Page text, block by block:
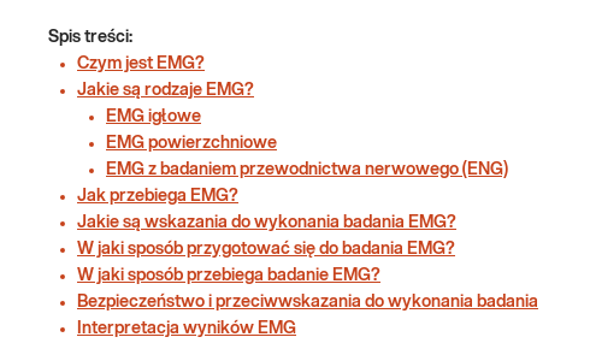
Spis treści:
Czym jest EMG?
Jakie są rodzaje EMG?
EMG igłowe
EMG powierzchniowe
EMG z badaniem przewodnictwa nerwowego (ENG)
Jak przebiega EMG?
Jakie są wskazania do wykonania badania EMG?
W jaki sposób przygotować się do badania EMG?
W jaki sposób przebiega badanie EMG?
Bezpieczeństwo i przeciwwskazania do wykonania badania
Interpretacja wyników EMG